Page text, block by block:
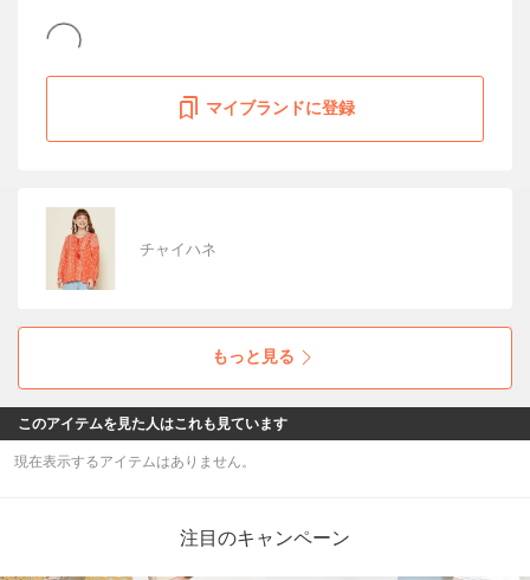
マイブランドに登録
チャイハネ
もっと見る
このアイテムを見た人はこれも見ています
現在表示するアイテムはありません。
注目のキャンペーン